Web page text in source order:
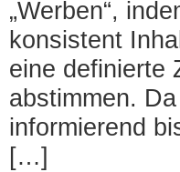
„Werben“,
konsistent
eine definierte
abstimmen.
informierend
[…]